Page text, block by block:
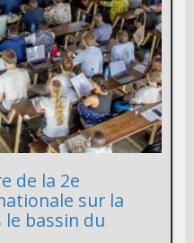
de la 2e
sur la
bassin du